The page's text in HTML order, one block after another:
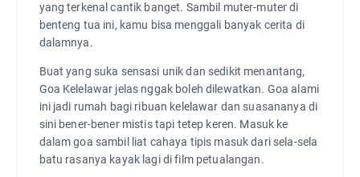
yang terkenal cantik banget. Sambil muter-muter di
benteng tua ini, kamu bisa menggali banyak cerita di
dalamnya.
Buat yang suka sensasi unik dan sedikit menantang,
Goa Kelelawar jelas nggak boleh dilewatkan. Goa alami
ini jadi rumah bagi ribuan kelelawar dan suasananya di
sini bener-bener mistis tapi tetep keren. Masuk ke
dalam goa sambil liat cahaya tipis masuk dari sela-sela
batu rasanya kayak lagi di film petualangan.